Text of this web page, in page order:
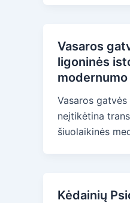
Vasaros
ligoninės
modernumo
Vasaros
neįtikėtina
šiuolaikinės
Kėdainių